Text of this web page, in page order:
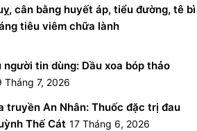
cân bằng huyết áp, tiểu đường, tê bì
tiêu viêm chữa lành
tin dùng: Dầu xoa bóp thảo
Tháng 7, 2026
truyền An Nhân: Thuốc đặc trị đau
Thế Cát 17 Tháng 6, 2026